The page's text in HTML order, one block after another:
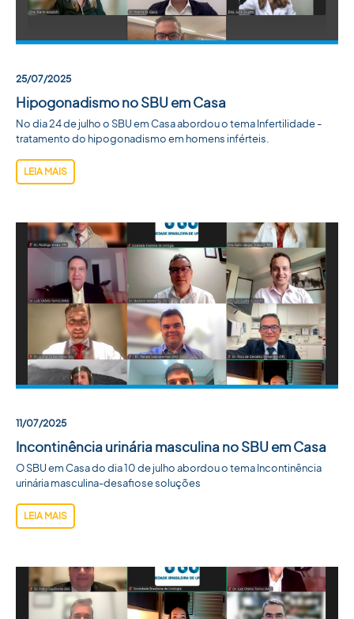
25/07/2025
Hipogonadismo no SBU em Casa
No dia 24 de julho o SBU em Casa abordou o tema Infertilidade -
tratamento do hipogonadismo em homens inférteis.
LEIA MAIS
11/07/2025
Incontinência urinária masculina no SBU em Casa
O SBU em Casa do dia 10 de julho abordou o tema Incontinência
urinária masculina-desafiose soluções
LEIA MAIS